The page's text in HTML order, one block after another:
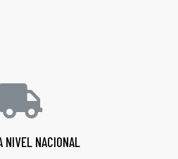
NIVEL NACIONAL